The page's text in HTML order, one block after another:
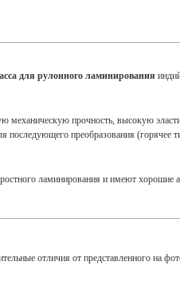
для рулонного ламинирования
прочность, высокую
преобразования (горячее
ламинирования и имеют хорошие
отличия от представленного на